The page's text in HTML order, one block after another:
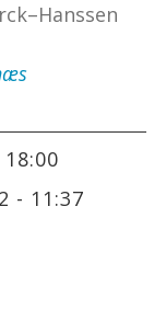
18:00
- 11:37